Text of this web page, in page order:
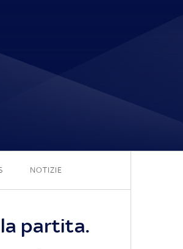
NOTIZIE
la partita.